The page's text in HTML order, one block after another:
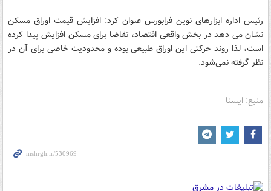
رئیس اداره ابزارهای نوین فرابورس عنوان کرد: افزایش قیمت اوراق مسکن
نشان می دهد در بخش واقعی اقتصاد، تقاضا برای مسکن افزایش پیدا کرده
است، لذا روند حرکتی این اوراق طبیعی بوده و محدودیت خاصی برای آن در
نظر گرفته نمی‌شود.
منبع: ایسنا